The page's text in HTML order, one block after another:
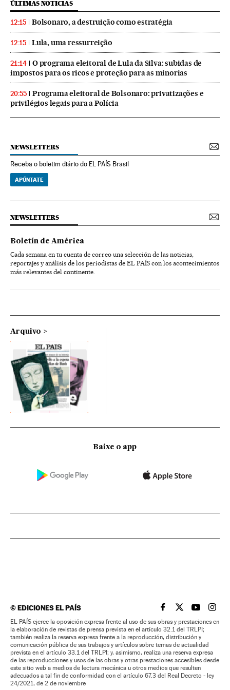
ÚLTIMAS NOTICIAS
12:15 Bolsonaro, a destruição como estratégia
12:15 Lula, uma ressurreição
21:14
O programa eleitoral de Lula da Silva: subidas de
impostos para os ricos e proteção para as minorias
20:55
Programa eleitoral de Bolsonaro: privatizações e
privilégios legais para a Polícia
NEWSLETTERS
Receba o boletim diário do EL PAÍS Brasil
APÚNTATE
NEWSLETTERS
Boletín de América
Cada semana en tu cuenta de correo una selección de las noticias,
reportajes y análisis de los periodistas de EL PAÍS con los acontecimientos
más relevantes del continente.
Arquivo
Baixe o app
©EDICIONES EL PAÍS EL PAÍS BRASIL EN
EL PAÍSEL PAÍS
EL
EL PAÍS ejerce la oposición expresa frente al uso de sus obras y prestaciones en
la elaboración de revistas de prensa prevista en el artículo 32.1 del TRLPI;
también realiza la reserva expresa frente a la reproducción, distribución y
comunicación pública de sus trabajos y artículos sobre temas de actualidad
prevista en el artículo 33.1 del TRLPI; y, asimismo, realiza una reserva expresa
de las reproducciones y usos de las obras y otras prestaciones accesibles desde
este sitio web a medios de lectura mecánica u otros medios que resulten
adecuados a tal fin de conformidad con el artículo 67.3 del Real Decreto - ley
24/2021, de 2 de noviembre